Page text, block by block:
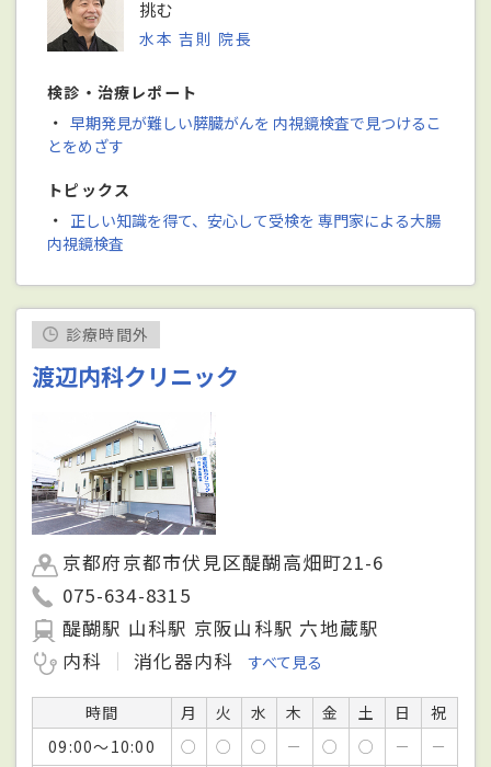
挑む
水本 吉則 院長
検診・治療レポート
・ 早期発見が難しい膵臓がんを 内視鏡検査で見つけるこ
とをめざす
トピックス
・ 正しい知識を得て、安心して受検を 専門家による大腸
内視鏡検査
診療時間外
渡辺内科クリニック
京都府京都市伏見区醍醐高畑町21-6
075-634-8315
醍醐駅 山科駅 京阪山科駅 六地蔵駅
内科
消化器内科 すべて見る
時間 月 火 水 木 金 土 日
祝
09:00～10:00
○ ○ ○ － ○ ○ －
－